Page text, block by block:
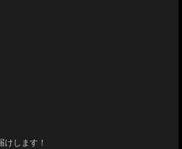
します！